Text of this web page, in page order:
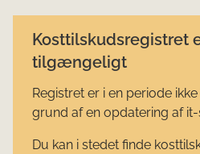
Kosttilskudsregistret
tilgængeligt
Registret er i en periode
grund af en opdatering af it-
Du kan i stedet finde